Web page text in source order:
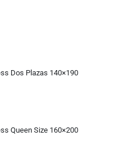
Dos Plazas 140×190
Queen Size 160×200